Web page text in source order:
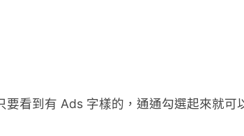
要看到有 Ads 字樣的，通通勾選起來就可